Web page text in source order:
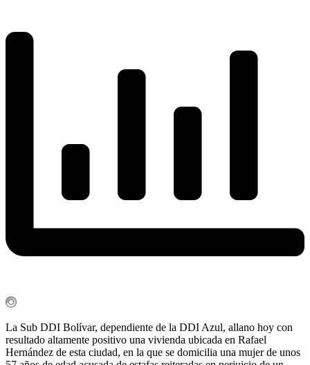
La Sub DDI Bolívar, dependiente de la DDI Azul, allano hoy con
resultado altamente positivo una vivienda ubicada en Rafael
Hernández de esta ciudad, en la que se domicilia una mujer de unos